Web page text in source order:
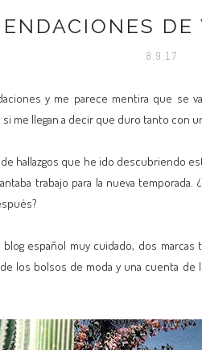
8.9.17
y me parece mentira que se
me llegan a decir que duro tanto con
hallazgos que he ido descubriendo
trabajo para la nueva temporada.
español muy cuidado, dos
los bolsos de moda y una cuenta de